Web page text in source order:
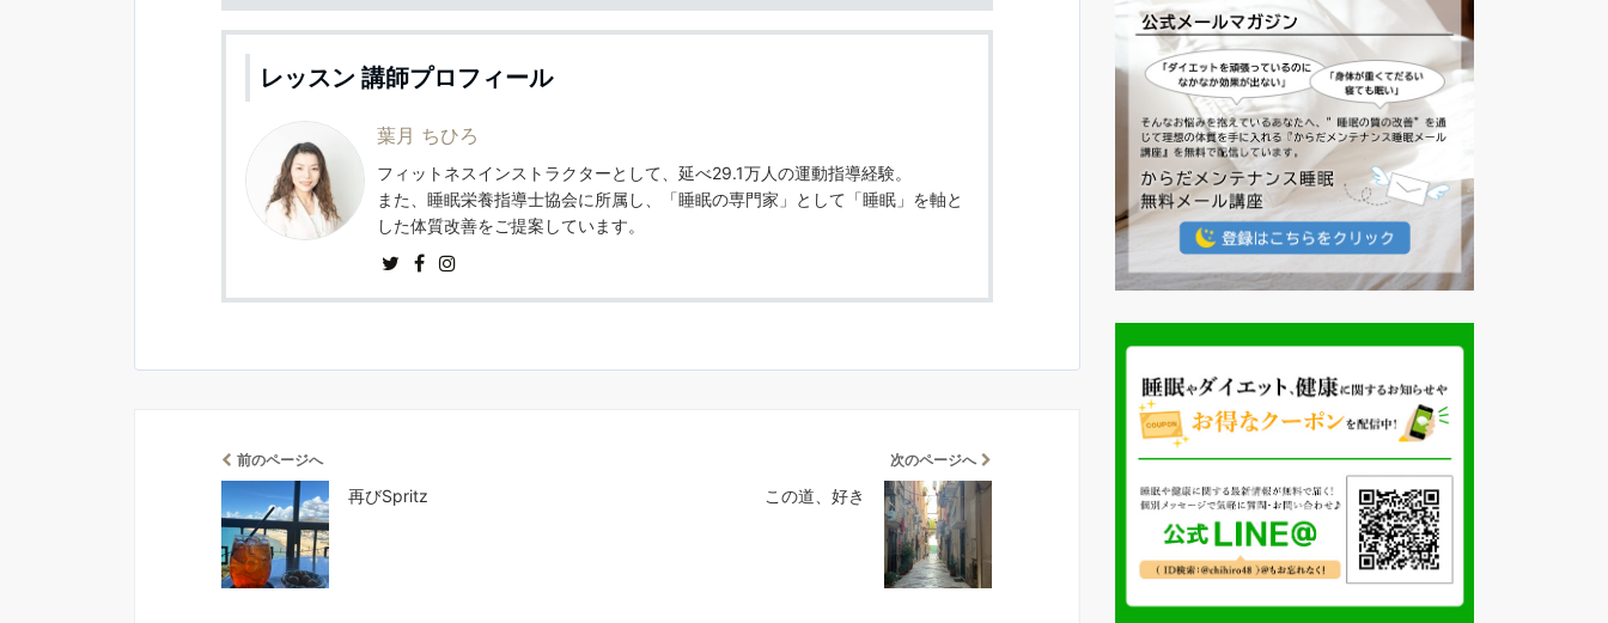
レッスン 講師プロフィール
葉月 ちひろ
フィットネスインストラクターとして、延べ29.1万人の運動指導経験。
また、睡眠栄養指導士協会に所属し、「睡眠の専門家」として「睡眠」を軸と
した体質改善をご提案しています。
前のページへ
再びSpritz
次のページへ
この道、好き